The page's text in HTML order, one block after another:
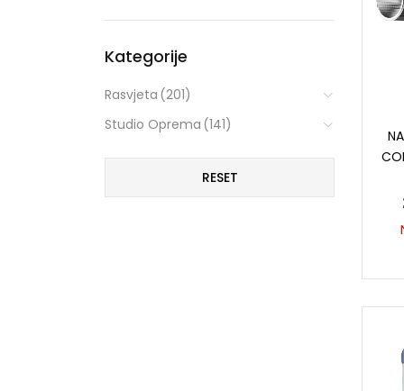
Kategorije
Rasvjeta (201)
Studio Oprema (141)
RESET